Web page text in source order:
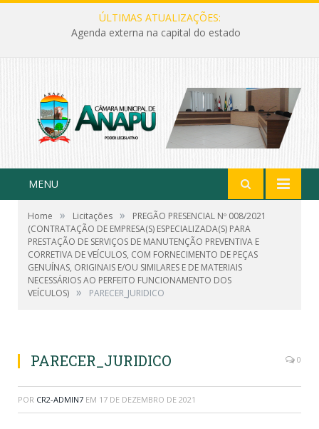
ÚLTIMAS ATUALIZAÇÕES:
Agenda externa na capital do estado
MENU
Home » Licitações »
PREGÃO PRESENCIAL Nº 008/2021
(CONTRATAÇÃO DE EMPRESA(S) ESPECIALIZADA(S) PARA
PRESTAÇÃO DE SERVIÇOS DE MANUTENÇÃO PREVENTIVA E
CORRETIVA DE VEÍCULOS, COM FORNECIMENTO DE PEÇAS
GENUÍNAS, ORIGINAIS E/OU SIMILARES E DE MATERIAIS
NECESSÁRIOS AO PERFEITO FUNCIONAMENTO DOS
VEÍCULOS) » PARECER_JURIDICO
PARECER_JURIDICO 0
POR CR2-ADMIN7 EM 17 DE DEZEMBRO DE 2021